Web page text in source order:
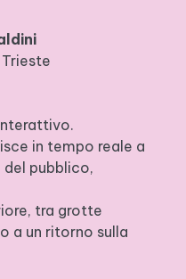
in tempo reale a
del pubblico,
tra grotte
a un ritorno sulla